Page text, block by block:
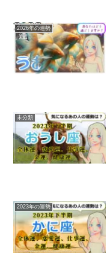
2026年の運勢
未分類
2023年の運勢